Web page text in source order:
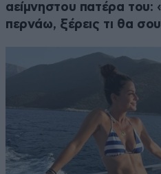
αείμνηστου πατέρα
περνάω, ξέρεις τι θα